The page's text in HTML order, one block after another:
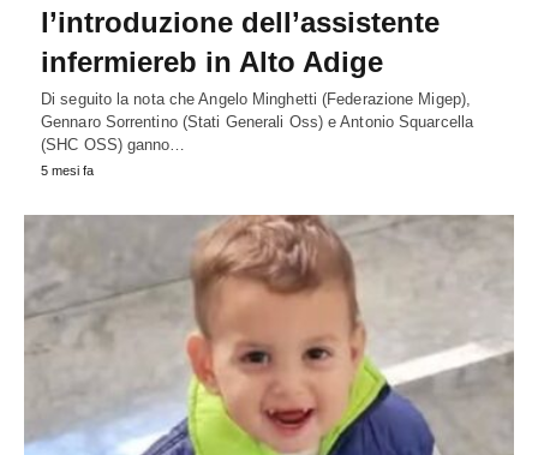
l’introduzione dell’assistente
infermiereb in Alto Adige
Di seguito la nota che Angelo Minghetti (Federazione Migep),
Gennaro Sorrentino (Stati Generali Oss) e Antonio Squarcella
(SHC OSS) ganno…
5 mesi fa